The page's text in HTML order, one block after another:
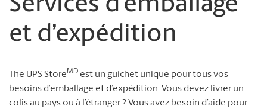
et d’expédition
The UPS StoreMD est un guichet unique pour tous vos
besoins d’emballage et d’expédition. Vous devez livrer un
colis au pays ou à l’étranger ? Vous avez besoin d’aide pour